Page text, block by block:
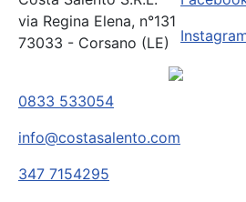
via Regina Elena, n°131
73033 - Corsano (LE)
0833 533054
info@costasalento.com
347 7154295